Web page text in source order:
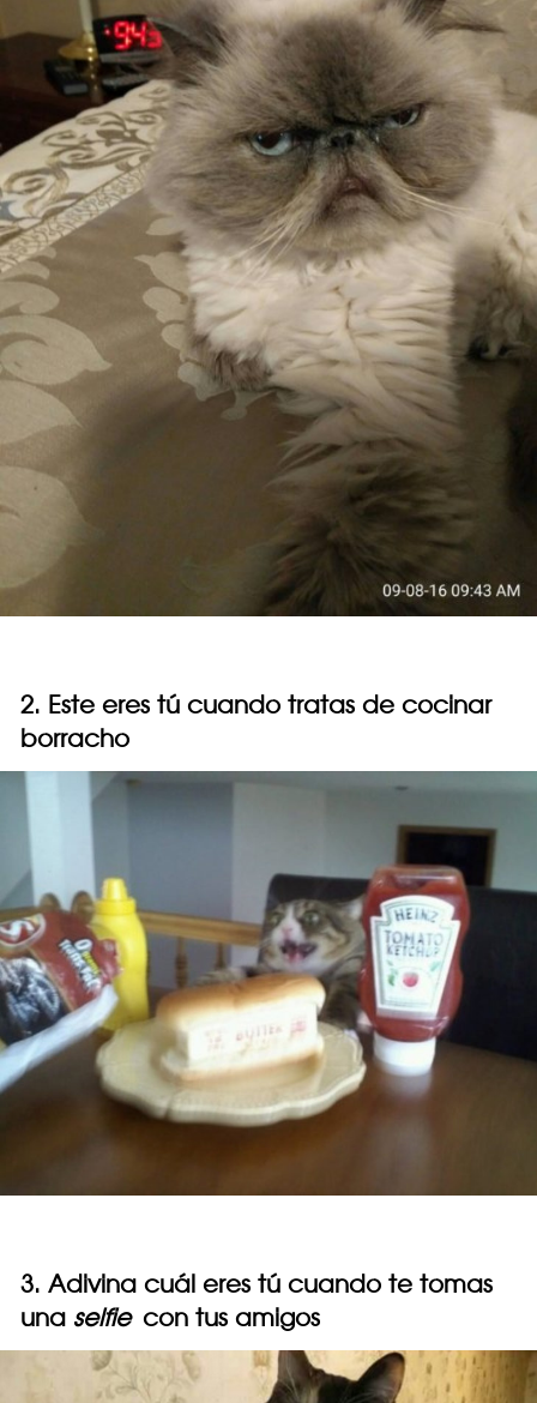
2. Este eres tú cuando tratas de cocinar
borracho
3. Adivina cuál eres tú cuando te tomas
una selfie con tus amigos